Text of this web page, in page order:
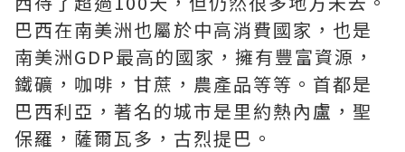
巴西在南美洲也屬於中高消費國家，也是
南美洲GDP最高的國家，擁有豐富資源，
鐵礦，咖啡，甘蔗，農產品等等。首都是
巴西利亞，著名的城市是里約熱內盧，聖
保羅，薩爾瓦多，古烈提巴。